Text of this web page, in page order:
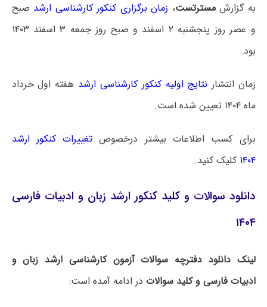
به گزارشمسترتست، زمان برگزاری کنکور کارشناسی ارشد صبح
و عصر روز پنجشنبه ۲ اسفند و صبح روز جمعه ۳ اسفند ۱۴۰۳
بود.
زمان انتشار نتایج اولیه کنکور کارشناسی ارشد هفته اول خرداد
ماه ۱۴۰۴ تعیین شده است.
برای کسب اطلاعات بیشتر درخصوص تغییرات کنکور ارشد
۱۴۰۴ کلیک کنید.
دانلود سوالات و کلید کنکور ارشد زبان و ادبیات فارسی
۱۴۰۴
لینک دانلود دفترچه سوالات آزمون کارشناسی ارشد زبان و
ادبیات فارسی و کلید سوالات در ادامه آمده است: